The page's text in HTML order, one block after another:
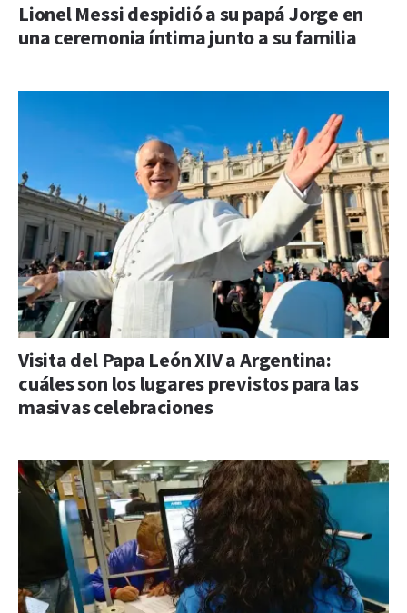
Lionel Messi despidió a su papá Jorge en
una ceremonia íntima junto a su familia
Visita del Papa León XIV a Argentina:
cuáles son los lugares previstos para las
masivas celebraciones